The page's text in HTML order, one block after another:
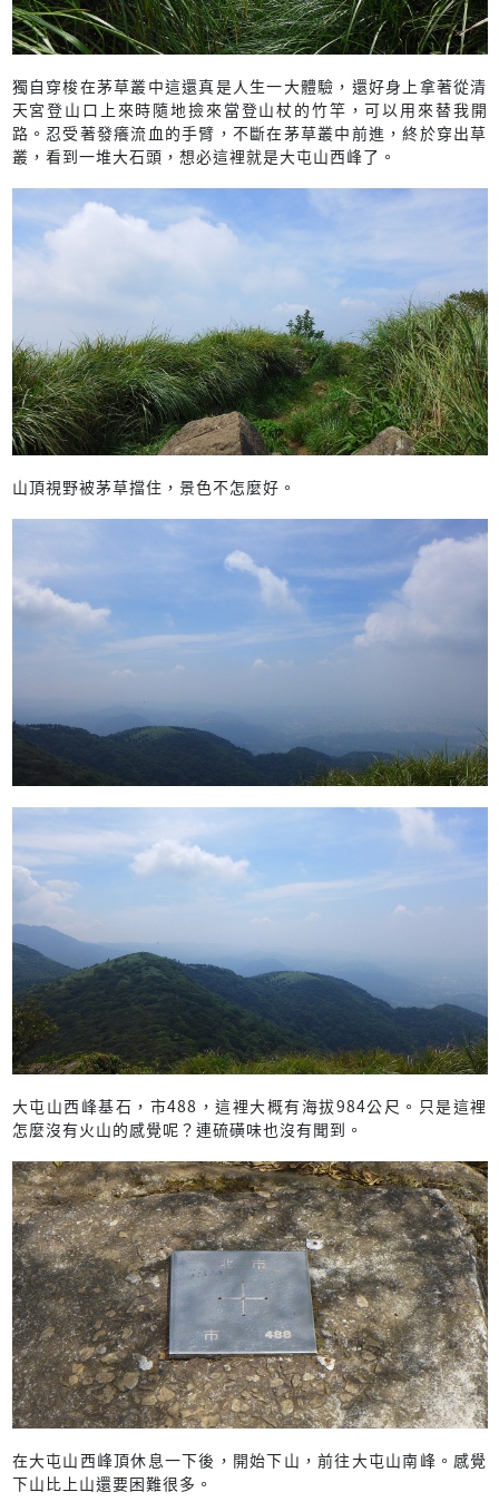
獨自穿梭在茅草叢中這還真是人生一大體驗，還好身上拿著從清
天宮登山口上來時隨地撿來當登山杖的竹竿，可以用來替我開
路。忍受著發癢流血的手臂，不斷在茅草叢中前進，終於穿出草
叢，看到一堆大石頭，想必這裡就是大屯山西峰了。
山頂視野被茅草擋住，景色不怎麼好。
大屯山西峰基石，市488，這裡大概有海拔984公尺。只是這裡
怎麼沒有火山的感覺呢？連硫磺味也沒有聞到。
在大屯山西峰頂休息一下後，開始下山，前往大屯山南峰。感覺
下山比上山還要困難很多。